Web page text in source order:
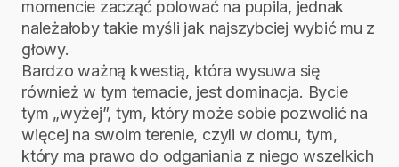
momencie zacząć polować na pupila, jednak
należałoby takie myśli jak najszybciej wybić mu z
głowy.
Bardzo ważną kwestią, która wysuwa się
również w tym temacie, jest dominacja. Bycie
tym „wyżej”, tym, który może sobie pozwolić na
więcej na swoim terenie, czyli w domu, tym,
który ma prawo do odganiania z niego wszelkich